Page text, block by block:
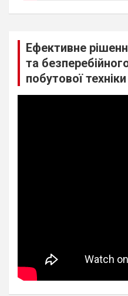
Ефективне
та
побутової техніки